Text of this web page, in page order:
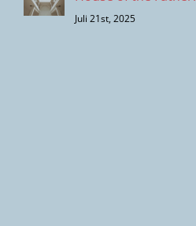
Juli 21st, 2025